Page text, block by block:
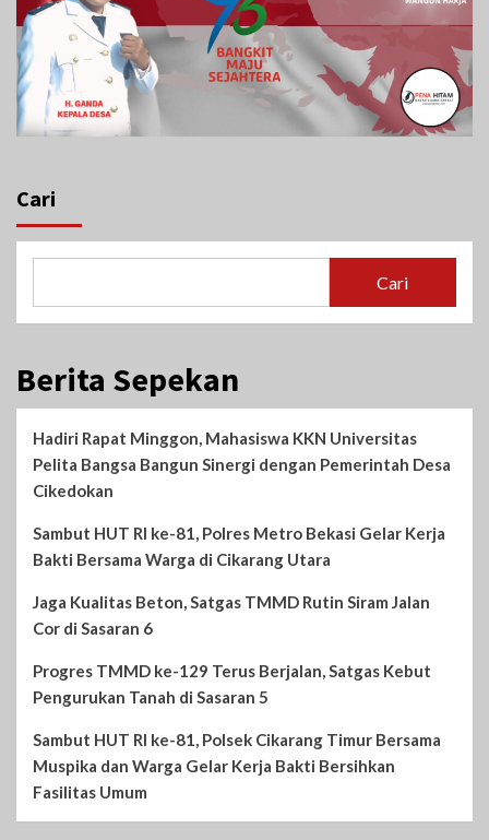
Cari
Cari
Berita Sepekan
Hadiri Rapat Minggon, Mahasiswa KKN Universitas
Pelita Bangsa Bangun Sinergi dengan Pemerintah Desa
Cikedokan
Sambut HUT RI ke-81, Polres Metro Bekasi Gelar Kerja
Bakti Bersama Warga di Cikarang Utara
Jaga Kualitas Beton, Satgas TMMD Rutin Siram Jalan
Cor di Sasaran 6
Progres TMMD ke-129 Terus Berjalan, Satgas Kebut
Pengurukan Tanah di Sasaran 5
Sambut HUT RI ke-81, Polsek Cikarang Timur Bersama
Muspika dan Warga Gelar Kerja Bakti Bersihkan
Fasilitas Umum